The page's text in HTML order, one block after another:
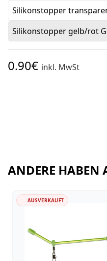
Silikonstopper
Silikonstopper gelb/rot
0.90€ inkl. MwSt
ANDERE HABEN
AUSVERKAUFT